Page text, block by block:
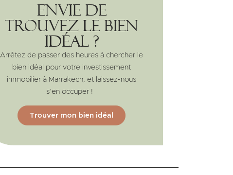
Envie de
trouvez le bien
idéal ?
Arrêtez de passer des heures à chercher le
bien idéal pour votre investissement
immobilier à Marrakech, et laissez-nous
s’en occuper !
Trouver mon bien idéal